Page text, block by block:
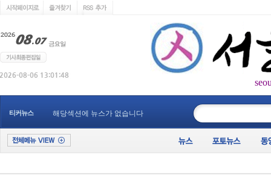
티커뉴스 해당섹션에 뉴스가 없습니다